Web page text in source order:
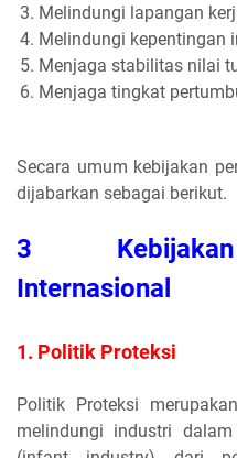
Melindungi lapangan
Melindungi kepentingan
Menjaga stabilitas nilai
Menjaga tingkat
Secara umum kebijakan
dijabarkan sebagai berikut.
3 Kebijakan
Internasional
1. Politik Proteksi
Politik Proteksi
melindungi industri